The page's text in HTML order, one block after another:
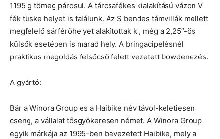
1195 g tömeg párosul. A tárcsafékes kialakítású vázon V
fék tüske helyet is találunk. Az S bendes támvillák mellett
megfelelő sárférőhelyet alakítottak ki, még a 2,25”-ös
külsők esetében is marad hely. A bringacipelésnél
praktikus megoldás felsőcső felett vezetett bowdenezés.
A gyártó:
Bár a Winora Group és a Haibike név távol-keletiesen
cseng, a vállalat tősgyökeresen német. A Winora Group
egyik márkája az 1995-ben bevezetett Haibike, mely a